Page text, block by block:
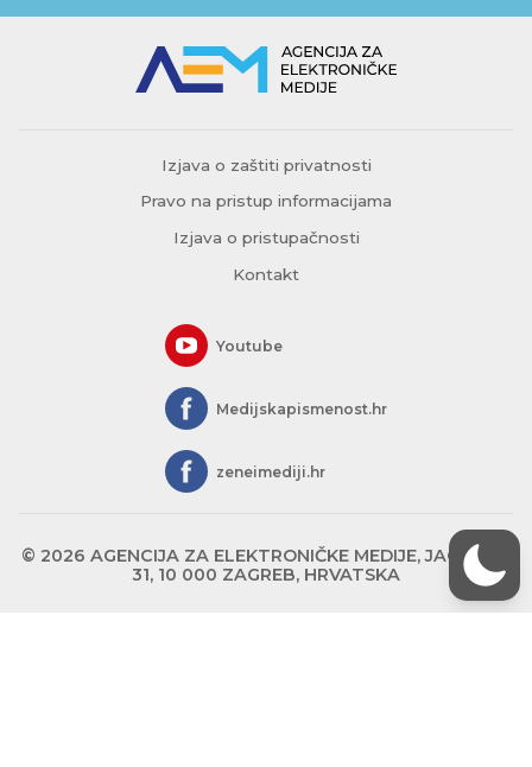
Izjava o zaštiti privatnosti
Pravo na pristup informacijama
Izjava o pristupačnosti
Kontakt
Youtube
Medijskapismenost.hr
zeneimediji.hr
© 2026 AGENCIJA ZA ELEKTRONIČKE MEDIJE, JAGIĆEVA
31, 10 000 ZAGREB, HRVATSKA